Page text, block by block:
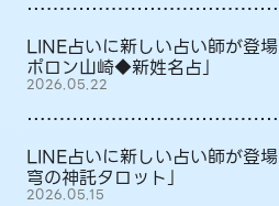
LINE占いに新しい占い師が登
ポロン山崎◆新姓名占」
2026.05.22
LINE占いに新しい占い師が登
穹の神託タロット」
2026.05.15